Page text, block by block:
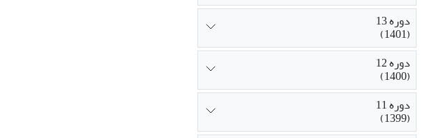
دوره 13
(1401)
دوره 12
(1400)
دوره 11
(1399)